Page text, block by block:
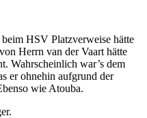
beim HSV Platzverweise hätte
Herrn van der Vaart hätte
Wahrscheinlich war’s dem
er ohnehin aufgrund der
wie Atouba.